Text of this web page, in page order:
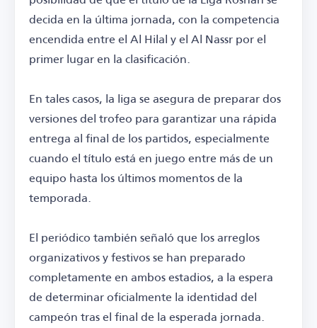
decida en la última jornada, con la competencia
encendida entre el Al Hilal y el Al Nassr por el
primer lugar en la clasificación.
En tales casos, la liga se asegura de preparar dos
versiones del trofeo para garantizar una rápida
entrega al final de los partidos, especialmente
cuando el título está en juego entre más de un
equipo hasta los últimos momentos de la
temporada.
El periódico también señaló que los arreglos
organizativos y festivos se han preparado
completamente en ambos estadios, a la espera
de determinar oficialmente la identidad del
campeón tras el final de la esperada jornada.